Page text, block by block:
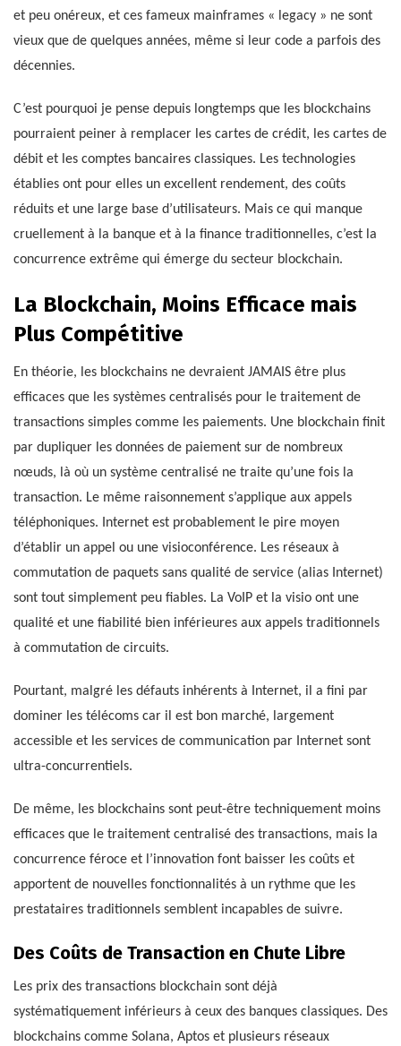
et peu onéreux, et ces fameux mainframes « legacy » ne sont
vieux que de quelques années, même si leur code a parfois des
décennies.
C’est pourquoi je pense depuis longtemps que les blockchains
pourraient peiner à remplacer les cartes de crédit, les cartes de
débit et les comptes bancaires classiques. Les technologies
établies ont pour elles un excellent rendement, des coûts
réduits et une large base d’utilisateurs. Mais ce qui manque
cruellement à la banque et à la finance traditionnelles, c’est la
concurrence extrême qui émerge du secteur blockchain.
La Blockchain, Moins Efficace mais
Plus Compétitive
En théorie, les blockchains ne devraient JAMAIS être plus
efficaces que les systèmes centralisés pour le traitement de
transactions simples comme les paiements. Une blockchain finit
par dupliquer les données de paiement sur de nombreux
nœuds, là où un système centralisé ne traite qu’une fois la
transaction. Le même raisonnement s’applique aux appels
téléphoniques. Internet est probablement le pire moyen
d’établir un appel ou une visioconférence. Les réseaux à
commutation de paquets sans qualité de service (alias Internet)
sont tout simplement peu fiables. La VoIP et la visio ont une
qualité et une fiabilité bien inférieures aux appels traditionnels
à commutation de circuits.
Pourtant, malgré les défauts inhérents à Internet, il a fini par
dominer les télécoms car il est bon marché, largement
accessible et les services de communication par Internet sont
ultra-concurrentiels.
De même, les blockchains sont peut-être techniquement moins
efficaces que le traitement centralisé des transactions, mais la
concurrence féroce et l’innovation font baisser les coûts et
apportent de nouvelles fonctionnalités à un rythme que les
prestataires traditionnels semblent incapables de suivre.
Des Coûts de Transaction en Chute Libre
Les prix des transactions blockchain sont déjà
systématiquement inférieurs à ceux des banques classiques. Des
blockchains comme Solana, Aptos et plusieurs réseaux